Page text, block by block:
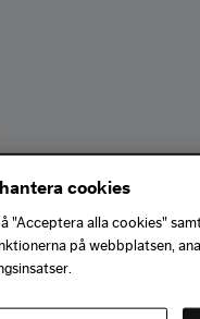
cookies
"Acceptera alla cookies"
på webbplatsen,